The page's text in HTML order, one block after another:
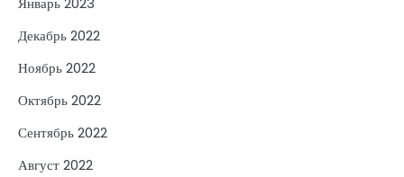
Декабрь 2022
Ноябрь 2022
Октябрь 2022
Сентябрь 2022
Август 2022